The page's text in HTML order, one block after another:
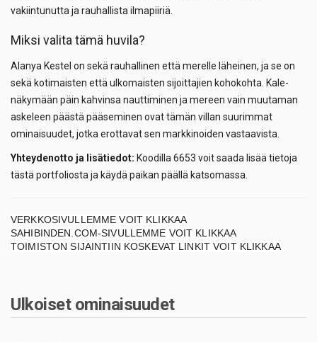
vakiintunutta ja rauhallista ilmapiiriä.
Miksi valita tämä huvila?
Alanya Kestel on sekä rauhallinen että merelle läheinen, ja se on
sekä kotimaisten että ulkomaisten sijoittajien kohokohta. Kale-
näkymään päin kahvinsa nauttiminen ja mereen vain muutaman
askeleen päästä pääseminen ovat tämän villan suurimmat
ominaisuudet, jotka erottavat sen markkinoiden vastaavista.
Yhteydenotto ja lisätiedot: Koodilla 6653 voit saada lisää tietoja
tästä portfoliosta ja käydä paikan päällä katsomassa.
VERKKOSIVULLEMME VOIT KLIKKAA
SAHIBINDEN.COM-SIVULLEMME VOIT KLIKKAA
TOIMISTON SIJAINTIIN KOSKEVAT LINKIT VOIT KLIKKAA
Ulkoiset ominaisuudet